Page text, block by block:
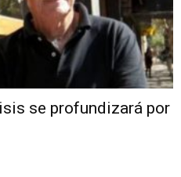
se profundizará por